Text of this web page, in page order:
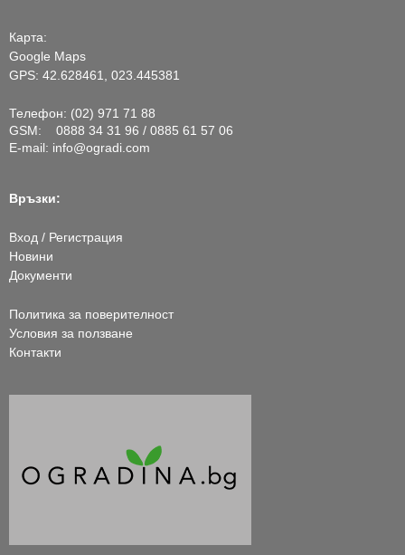
Карта:
Google Maps
GPS: 42.628461, 023.445381
Телефон: (02) 971 71 88
GSM: 0888 34 31 96 / 0885 61 57 06
E-mail: info@ogradi.com
Връзки:
Вход / Регистрация
Новини
Документи
Политика за поверителност
Условия за ползване
Контакти